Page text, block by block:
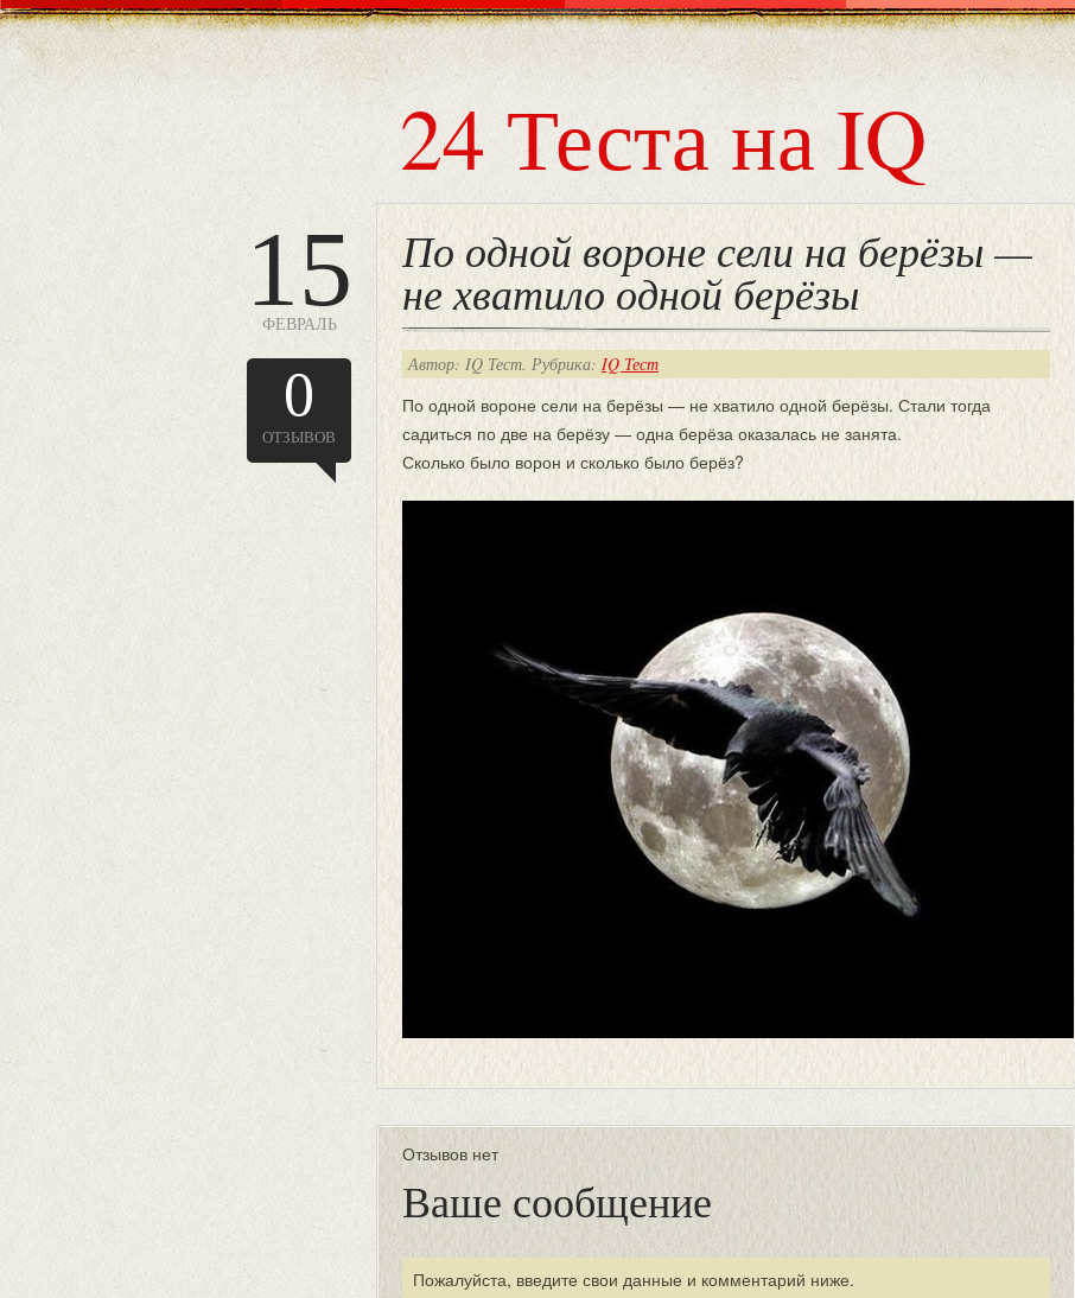
24 Теста на IQ
15
ФЕВРАЛЬ
0
ОТЗЫВОВ
По одной вороне сели на берёзы —
не хватило одной берёзы
Автор: IQ Тест. Рубрика: IQ Тест
По одной вороне сели на берёзы — не хватило одной берёзы. Стали тогда
садиться по две на берёзу — одна берёза оказалась не занята.
Сколько было ворон и сколько было берёз?
Отзывов нет
Ваше сообщение
Пожалуйста, введите свои данные и комментарий ниже.